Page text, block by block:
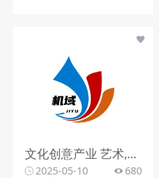
文化创意产业 艺术,抽象,色彩 该logo设计以简洁而富有创意的方式呈现。图形部分由几个抽象的色块组成，蓝色、红色和橙色的渐变 色块相互交织，形成一种动感和流畅的视觉效果，仿佛是艺术创作中的笔触或流动的线条。整体造型简 洁明了，却又富有变化和层次感，展现出一种现代感和时尚感，给人留下深刻的印象。
2025-05-10 680